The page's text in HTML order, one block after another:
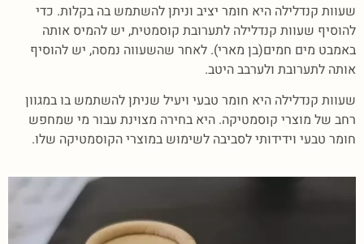
שעוות קנדלילה היא חומר יציב וניתן להשתמש בה בקלות. כדי
להוסיף שעוות קנדלילה לתערובת קוסמטית, יש להמיס אותה
באמבט מים חמים(בן מארי). לאחר שהשעווה נמסה, יש להוסיף
אותה לתערובת ולערבב היטב.
שעוות קנדלילה היא חומר טבעי ויעיל שניתן להשתמש בו במגוון
רחב של מוצרי קוסמטיקה. היא בחירה מצוינת עבור מי שמחפש
חומר טבעי וידידותי לסביבה לשימוש במוצרי הקוסמטיקה שלו.